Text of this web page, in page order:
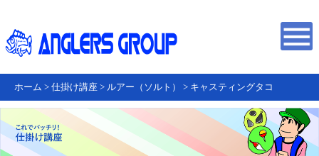
ホーム > 仕掛け講座 > ルアー（ソルト） > キャスティングタコ